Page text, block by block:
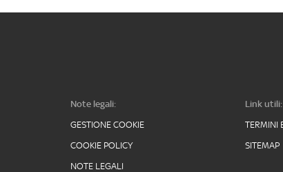
Note legali:
GESTIONE COOKIE
COOKIE POLICY
NOTE LEGALI
Link utili:
TERMINI
SITEMAP